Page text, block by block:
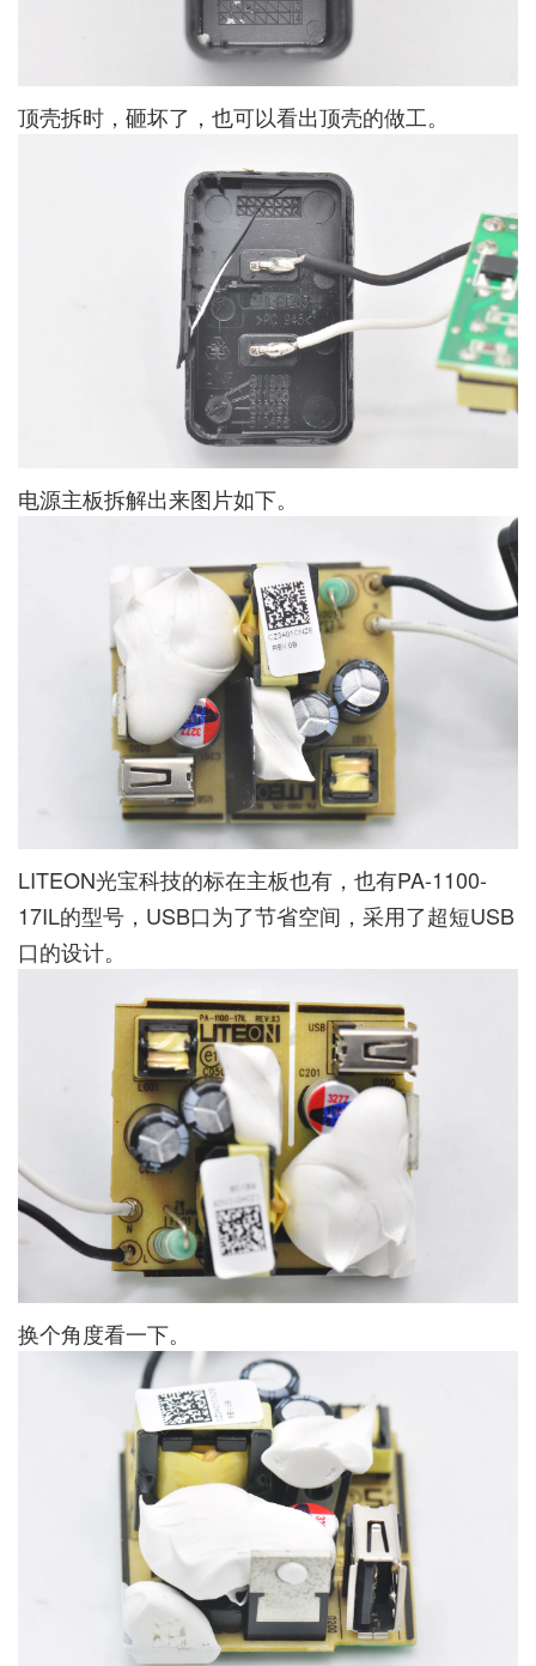
顶壳拆时，砸坏了，也可以看出顶壳的做工。
电源主板拆解出来图片如下。
LITEON光宝科技的标在主板也有，也有PA-1100-
17IL的型号，USB口为了节省空间，采用了超短USB
口的设计。
换个角度看一下。